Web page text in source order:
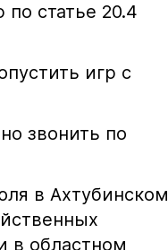
статье 20.4
игр с
звонить по
в Ахтубинском
в областном